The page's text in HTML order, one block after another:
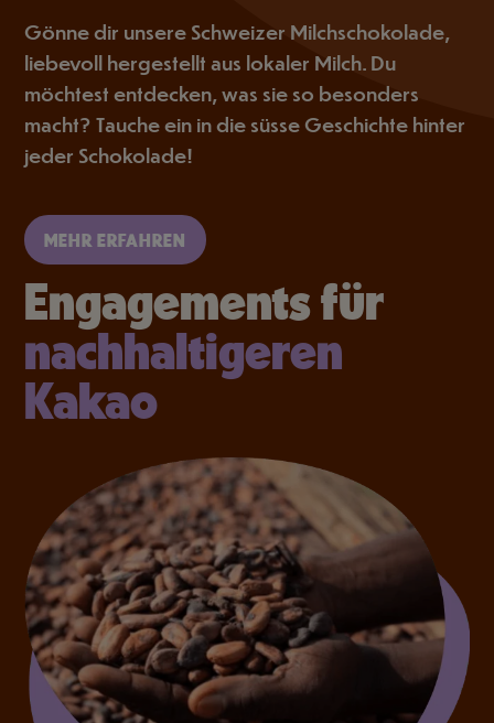
Gönne dir unsere Schweizer Milchschokolade,
liebevoll hergestellt aus lokaler Milch. Du
möchtest entdecken, was sie so besonders
macht? Tauche ein in die süsse Geschichte hinter
jeder Schokolade!
MEHR ERFAHREN
Engagements für
nachhaltigeren
Kakao